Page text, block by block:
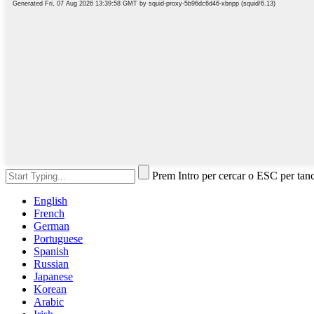
Prem Intro per cercar o ESC per
English
French
German
Portuguese
Spanish
Russian
Japanese
Korean
Arabic